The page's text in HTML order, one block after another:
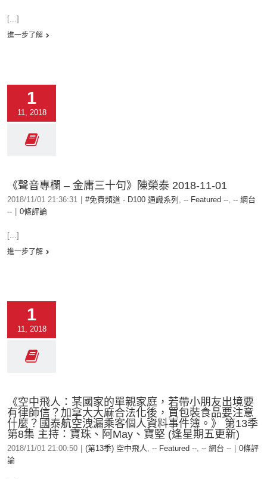
[...]
進一步了解
1
11, 2018
《聲音專欄 – 金庸三十句》陳榮泰 2018-11-01
2018/11/01 21:36:31 #免費頻道 - D100 通識系列 , -- Featured --, -- 網台
--
0條評論
[...]
進一步了解
1
11, 2018
《空中飛人：某國家的單親家庭，若帶小朋友出境要
有律師信？加拿大大麻合法化後，買包裝食品要注意
什麼？國泰航空洩漏乘客個人資料事件簿。》 第13季
第8集 主持：寶珠、阿May、寶堅 (逢星期五更新)
2018/11/01 21:00:50 (第13季) 空中飛人, -- Featured --, -- 網台 --
0條評
論